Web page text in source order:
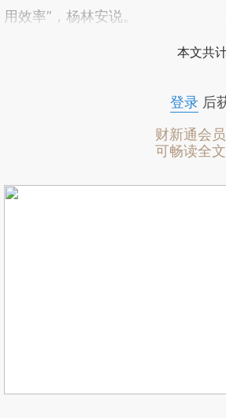
用效率”，杨林安说。
本文共
登录后
财新通会员
可畅读全文